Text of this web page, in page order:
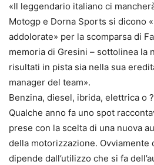
«Il leggendario italiano ci
Motogp e Dorna Sports si dicono
addolorate» per la scomparsa di
memoria di Gresini – sottolinea la
risultati in pista sia nella sua
manager del team».
Benzina, diesel, ibrida, elettrica o ?
Qualche anno fa uno spot
prese con la scelta di una nuova
della motorizzazione. Ovviamente
dipende dall’utilizzo che si fa